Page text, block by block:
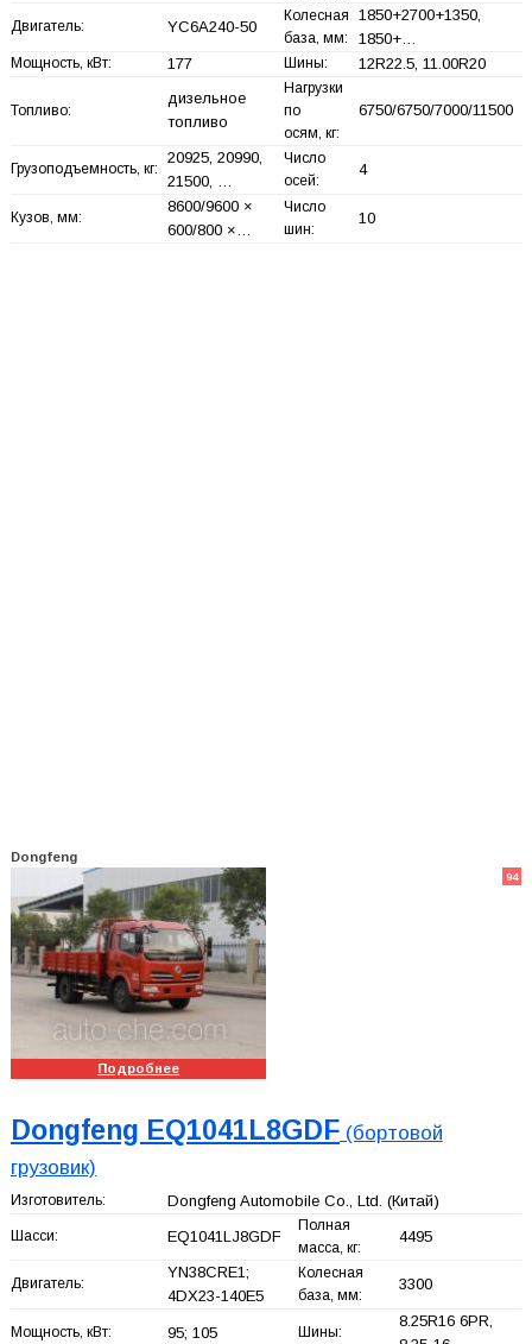
Двигатель: YC6A240-50
Колесная
база, мм:
1850+2700+1350,
1850+…
Мощность, кВт: 177 Шины: 12R22.5, 11.00R20
Топливо:
дизельное
топливо
Нагрузки
по
осям, кг:
6750/6750/7000/11500
Грузоподъемность, кг:
20925, 20990,
21500, …
Число
осей:
4
Кузов, мм:
8600/9600 ×
600/800 ×…
Число
шин:
10
Dongfeng
94
Подробнее
Dongfeng EQ1041L8GDF(бортовой
грузовик)
Изготовитель: Dongfeng Automobile Co., Ltd. (Китай)
Шасси: EQ1041LJ8GDF
Полная
масса, кг:
4495
Двигатель:
YN38CRE1;
4DX23-140E5
Колесная
база, мм:
3300
Мощность, кВт: 95; 105 Шины:
8.25R16 6PR,